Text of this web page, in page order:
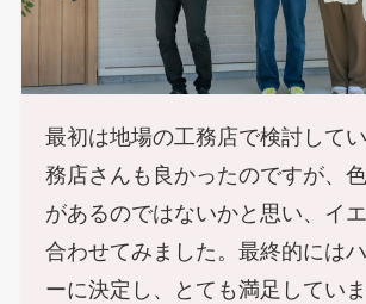
最初は地場の工務店で検討して
務店さんも良かったのですが、
があるのではないかと思い、イ
合わせてみました。最終的には
ーに決定し、とても満足してい